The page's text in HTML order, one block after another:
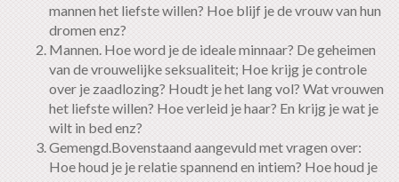
mannen het liefste willen? Hoe blijf je de vrouw van hun
dromen enz?
Mannen. Hoe word je de ideale minnaar? De geheimen
van de vrouwelijke seksualiteit; Hoe krijg je controle
over je zaadlozing? Houdt je het lang vol? Wat vrouwen
het liefste willen? Hoe verleid je haar? En krijg je wat je
wilt in bed enz?
Gemengd.Bovenstaand aangevuld met vragen over:
Hoe houd je je relatie spannend en intiem? Hoe houd je